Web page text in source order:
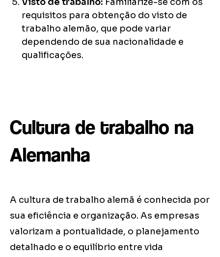
requisitos para obtenção do visto de
trabalho alemão, que pode variar
dependendo de sua nacionalidade e
qualificações.
Cultura de trabalho na
Alemanha
A cultura de trabalho alemã é conhecida por
sua eficiência e organização. As empresas
valorizam a pontualidade, o planejamento
detalhado e o equilíbrio entre vida